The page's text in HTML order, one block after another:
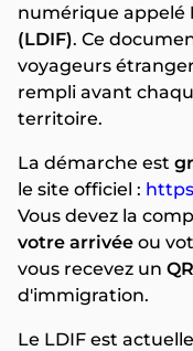
numérique appelé
(LDIF). Ce
voyageurs
rempli avant
territoire.
La démarche est
le site officiel :
Vous devez la
votre arrivée ou
vous recevez un
d'immigration.
Le LDIF est